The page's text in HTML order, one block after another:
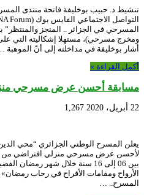
تنشيط د. حبيب بوخليفة فاتحة منتدى
المسرحي في الجزائر .. المنجز
ومخرج مسرحي)، مستهلا إشكاليته التي
أشار بوخليفة في مداخلته إلى أنّ الموهبة
أكمل القراءة »
مسابقة أحسن عرض مسرحي
22 أبريل، 2020 1,267
يعلن المسرح الوطني الجزائري “محي
لأحسن عرض مسرحي منزلي افتراضي من
بين 06 إلى 16 سنة خلال شهر
الأرواح ومقامات الأفراح في رحاب
المسرح.. …